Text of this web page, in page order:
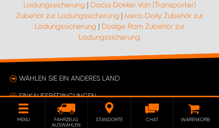
Ladungssicherung | Dacia Dokker Van (Transporter)
Zubehör zur Ladungssicherung | Iveco Daily Zubehör zur
Ladungssicherung | Dodge Ram Zubehör zur
Ladungssicherung
WÄHLEN SIE EIN ANDERES LAND
EINKAUFSBEDINGUNGEN
ÄNDERE DEINE EINWILLIGUNG
MENÜ
FAHRZEUG
AUSWÄHLEN
STANDORTE CHAT WARENKORB